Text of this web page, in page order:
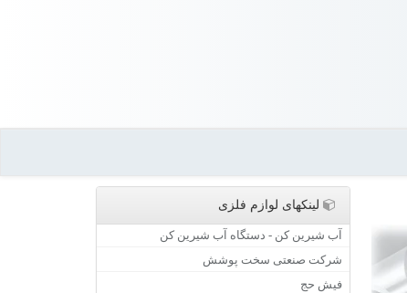
لینکهای لوازم فلزی
آب شیرین کن - دستگاه آب شیرین کن
شرکت صنعتی سخت پوشش
فیش حج